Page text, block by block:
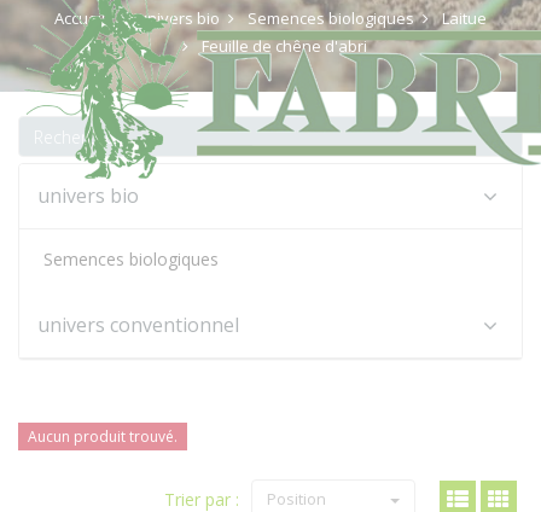
Accueil univers bio Semences biologiques
Laitue
Feuille de chêne d'abri
univers bio
Semences biologiques
univers conventionnel
Aucun produit trouvé.
Trier par : Position